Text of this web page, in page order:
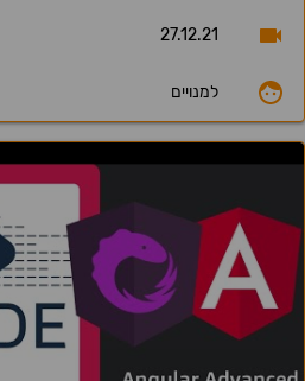
27.12.21
למנויים